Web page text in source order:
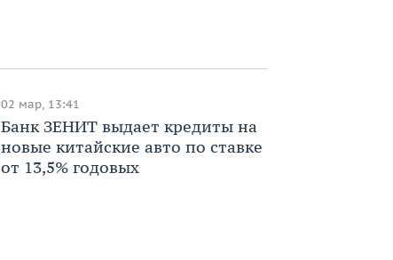
02 мар, 13:41
Банк ЗЕНИТ выдает кредиты на
новые китайские авто по ставке
от 13,5% годовых